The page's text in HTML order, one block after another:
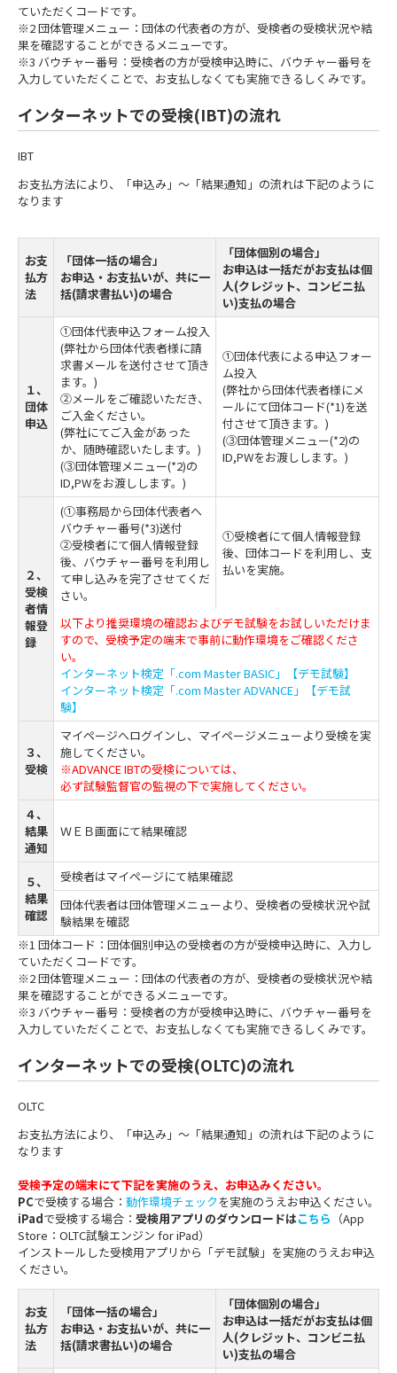
ていただくコードです。
※2 団体管理メニュー：団体の代表者の方が、受検者の受検状況や結
果を確認することができるメニューです。
※3 バウチャー番号：受検者の方が受検申込時に、バウチャー番号を
入力していただくことで、お支払しなくても実施できるしくみです。
インターネットでの受検(IBT)の流れ
IBT
お支払方法により、「申込み」～「結果通知」の流れは下記のように
なります
お支
払方
法
「団体一括の場合」
お申込・お支払いが、共に一
括(請求書払い)の場合
「団体個別の場合」
お申込は一括だがお支払は個
人(クレジット、コンビニ払
い)支払の場合
１、
団体
申込
①団体代表申込フォーム投入
(弊社から団体代表者様に請
求書メールを送付させて頂き
ます。)
②メールをご確認いただき、
ご入金ください。
(弊社にてご入金があった
か、随時確認いたします。)
(③団体管理メニュー(*2)の
ID,PWをお渡しします。)
①団体代表による申込フォー
ム投入
(弊社から団体代表者様にメ
ールにて団体コード(*1)を送
付させて頂きます。)
(③団体管理メニュー(*2)の
ID,PWをお渡しします。)
２、
受検
者情
報登
録
(①事務局から団体代表者へ
バウチャー番号(*3)送付
②受検者にて個人情報登録
後、バウチャー番号を利用し
て申し込みを完了させてくだ
さい。
①受検者にて個人情報登録
後、団体コードを利用し、支
払いを実施。
以下より推奨環境の確認およびデモ試験をお試しいただけま
すので、受検予定の端末で事前に動作環境をご確認くださ
い。
インターネット検定「.com Master BASIC」【デモ試験】
インターネット検定「.com Master ADVANCE」【デモ試
験】
３、
受検
マイページへログインし、マイページメニューより受検を実
施してください。
※ADVANCE IBTの受検については、
必ず試験監督官の監視の下で実施してください。
４、
結果
通知
ＷＥＢ画面にて結果確認
５、
結果
確認
受検者はマイページにて結果確認
団体代表者は団体管理メニューより、受検者の受検状況や試
験結果を確認
※1 団体コード：団体個別申込の受検者の方が受検申込時に、入力し
ていただくコードです。
※2 団体管理メニュー：団体の代表者の方が、受検者の受検状況や結
果を確認することができるメニューです。
※3 バウチャー番号：受検者の方が受検申込時に、バウチャー番号を
入力していただくことで、お支払しなくても実施できるしくみです。
インターネットでの受検(OLTC)の流れ
OLTC
お支払方法により、「申込み」～「結果通知」の流れは下記のように
なります
受検予定の端末にて下記を実施のうえ、お申込みください。
PCで受検する場合： 動作環境チェックを実施のうえお申込ください。
iPadで受検する場合： 受検用アプリのダウンロードはこちら （App
Store：OLTC試験エンジン for iPad）
インストールした受検用アプリから「デモ試験」を実施のうえお申込
ください。
お支
払方
法
「団体一括の場合」
お申込・お支払いが、共に一
括(請求書払い)の場合
「団体個別の場合」
お申込は一括だがお支払は個
人(クレジット、コンビニ払
い)支払の場合